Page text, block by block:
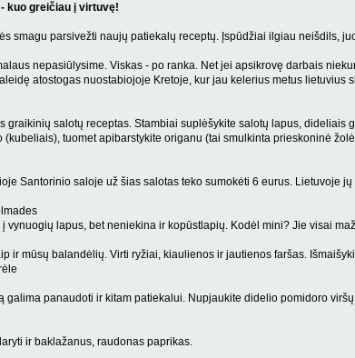
kuo greičiau į virtuvę!
smagu parsivežti naujų patiekalų receptų. Įspūdžiai ilgiau neišdils,
nepasiūlysime. Viskas - po ranka. Net jei apsikrovę darbais
atostogas nuostabiojoje Kretoje, kur jau kelerius metus lietuvius
graikinių salotų receptas. Stambiai suplėšykite salotų lapus,
(kubeliais), tuomet apibarstykite origanu (tai smulkinta prieskoninė
Santorinio saloje už šias salotas teko sumokėti 6 eurus. Lietuvoje
vynuogių lapus, bet neniekina ir kopūstlapių. Kodėl mini? Jie visai
ir mūsų balandėlių. Virti ryžiai, kiaulienos ir jautienos faršas.
galima panaudoti ir kitam patiekalui. Nupjaukite didelio pomidoro
ir baklažanus, raudonas paprikas.